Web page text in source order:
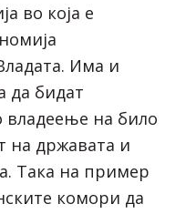
во која е
Има и
да бидат
владеење на било
на државата и
Така на пример
комори да